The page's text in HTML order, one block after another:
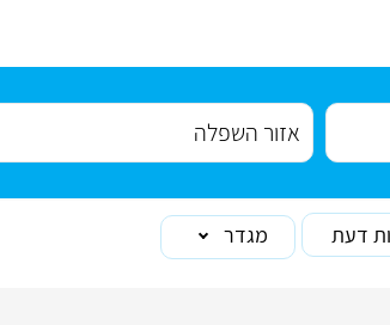
דעת מגדר